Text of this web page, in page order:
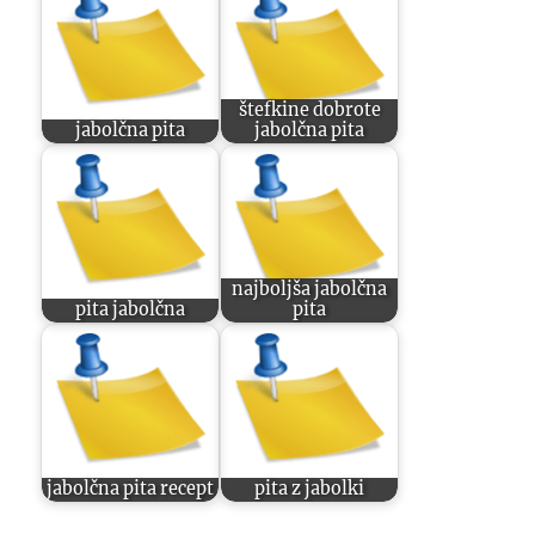
jabolčna pita
štefkine dobrote
jabolčna pita
pita jabolčna
najboljša jabolčna
pita
jabolčna pita recept pita z jabolki